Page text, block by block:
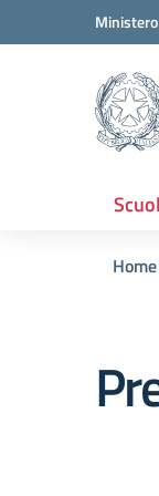
Vai ai contenuti
Vai al menu di
scuola
Home